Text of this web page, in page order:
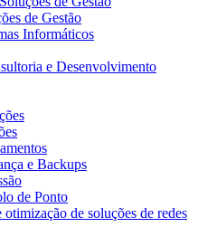
de Gestão
Informáticos
e Desenvolvimento
e Backups
de Ponto
de soluções de redes